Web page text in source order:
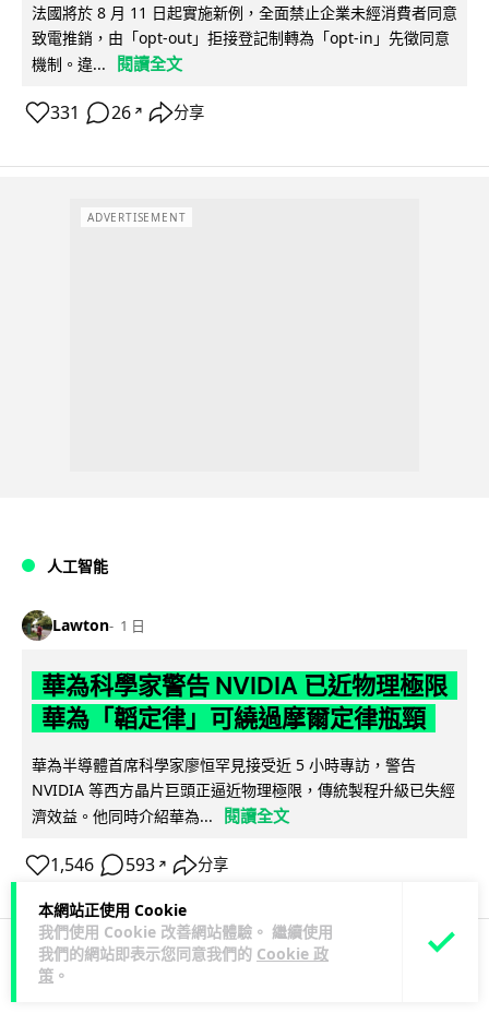
本網站正使用 Cookie
我們使用 Cookie 改善網站體驗。 繼續使用
我們的網站即表示您同意我們的 Cookie 政
策 。
法國將於 8 月 11 日起實施新例，全面禁止企業未經消費者同意
致電推銷，由「opt-out」拒接登記制轉為「opt-in」先徵同意
機制。違...
閱讀全文
331 26 ↗ 分享
ADVERTISEMENT
人工智能
Lawton 1 日
華為科學家警告 NVIDIA 已近物理極限
華為「韜定律」可繞過摩爾定律瓶頸
華為半導體首席科學家廖恒罕見接受近 5 小時專訪，警告
NVIDIA 等西方晶片巨頭正逼近物理極限，傳統製程升級已失經
濟效益。他同時介紹華為...
閱讀全文
1,546 593 ↗ 分享
科技娛樂